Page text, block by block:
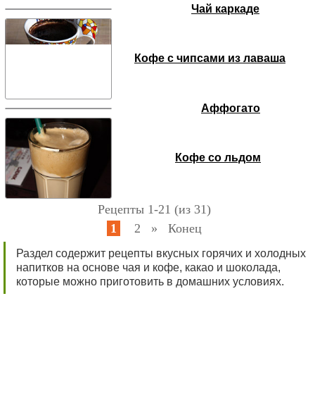
Чай каркаде
Кофе с чипсами из лаваша
Аффогато
Кофе со льдом
Рецепты 1-21 (из 31)
1
2 » Конец
Раздел содержит рецепты вкусных горячих и холодных
напитков на основе чая и кофе, какао и шоколада,
которые можно приготовить в домашних условиях.